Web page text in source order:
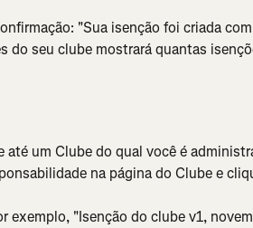
"Sua isenção foi criada
do seu clube mostrará quantas
até um Clube do qual você é
na página do Clube e
exemplo, "Isenção do clube v1,